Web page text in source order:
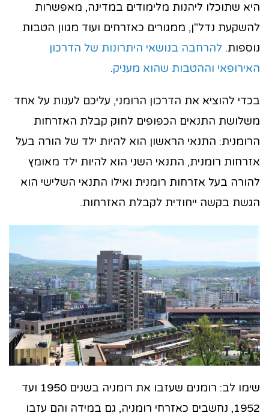
היא שתוכלו ליהנות מלימודים במדינה, מאפשרות
להשקעת נדל"ן, ממגורים כאזרחים ועוד מגוון הטבות
נוספות. להרחבה בנושאי היתרונות של הדרכון
האירופאי וההטבות שהוא מעניק.
בכדי להוציא את הדרכון הרומני, עליכם לענות על אחד
משלושת התנאים הכפופים לחוק קבלת האזרחות
הרומנית: התנאי הראשון הוא להיות ילד של הורה בעל
אזרחות רומנית, התנאי השני הוא להיות ילד מאומץ
להורה בעל אזרחות רומנית ואילו התנאי השלישי הוא
הגשת בקשה ייחודית לקבלת האזרחות.
שימו לב: רומנים שעזבו את רומניה בשנים 1950 ועד
1952, נחשבים כאזרחי רומניה, גם במידה והם עזבו